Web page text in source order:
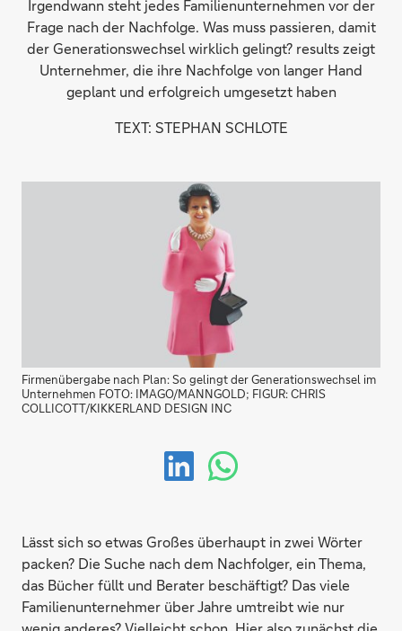
Irgendwann steht jedes Familienunternehmen vor der
Frage nach der Nachfolge. Was muss passieren, damit
der Generationswechsel wirklich gelingt? results zeigt
Unternehmer, die ihre Nachfolge von langer Hand
geplant und erfolgreich umgesetzt haben
TEXT: STEPHAN SCHLOTE
Firmenübergabe nach Plan: So gelingt der Generationswechsel im
Unternehmen FOTO: IMAGO/MANNGOLD; FIGUR: CHRIS
COLLICOTT/KIKKERLAND DESIGN INC
Lässt sich so etwas Großes überhaupt in zwei Wörter
packen? Die Suche nach dem Nachfolger, ein Thema,
das Bücher füllt und Berater beschäftigt? Das viele
Familienunternehmer über Jahre umtreibt wie nur